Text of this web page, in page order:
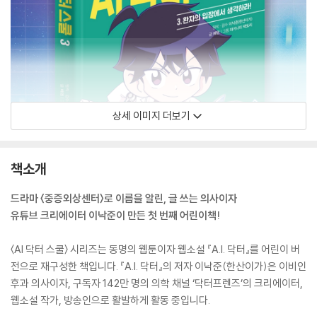
상세 이미지 더보기
책소개
드라마 〈중증외상센터〉로 이름을 알린, 글 쓰는 의사이자
유튜브 크리에이터 이낙준이 만든 첫 번째 어린이책!
〈AI 닥터 스쿨〉 시리즈는 동명의 웹툰이자 웹소설 『A.I. 닥터』를 어린이 버
전으로 재구성한 책입니다. 『A.I. 닥터』의 저자 이낙준(한산이가)은 이비인
후과 의사이자, 구독자 142만 명의 의학 채널 ‘닥터프렌즈’의 크리에이터,
웹소설 작가, 방송인으로 활발하게 활동 중입니다.